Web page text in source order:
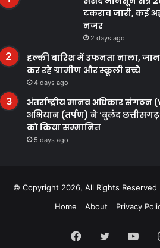
टकराव जारी, कई
नजर
2 days ago
हल्की बारिश में उफनता नाला,
कर रहे ग्रामीण और स्कूली बच्चे
4 days ago
अंतर्राष्ट्रीय मानव अधिकार संगठन
अभियान (तर्पण) ने ‘बुलंद
को किया सम्मानित
5 days ago
© Copyright 2026, All Rights
Home
About Privacy
Facebook
Twitter